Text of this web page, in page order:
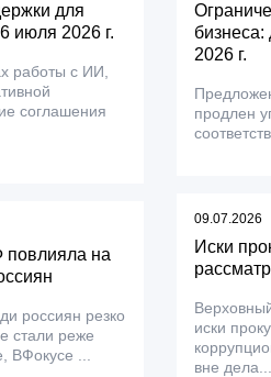
для
июля 2026 г.
работы с ИИ,
соглашения
повлияла на
россиян резко
стали реже
ВФокусе ...
2026 г.
продлен
09.07.2026
Иски
иски
вне дела...